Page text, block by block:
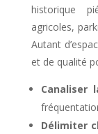
historique
agricoles,
Autant
et de qualité
Canaliser
Délimiter